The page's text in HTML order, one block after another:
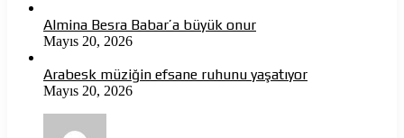
Almina Besra Babar’a büyük onur
Mayıs 20, 2026
Arabesk müziğin efsane ruhunu yaşatıyor
Mayıs 20, 2026